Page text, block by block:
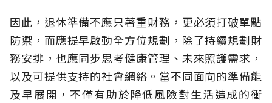
因此，退休準備不應只著重財務，更必須打破單點
防禦，而應提早啟動全方位規劃，除了持續規劃財
務安排，也應同步思考健康管理、未來照護需求，
以及可提供支持的社會網絡。當不同面向的準備能
及早展開，不僅有助於降低風險對生活造成的衝